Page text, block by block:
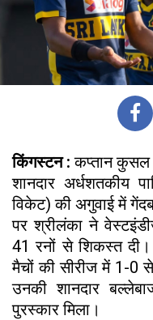
किंगस्टन : कप्तान कुसल
शानदार अर्धशतकीय
विकेट) की अगुवाई में
पर श्रीलंका ने
41 रनों से शिकस्त
मैचों की सीरीज में 1-0
उनकी शानदार
पुरस्कार मिला।